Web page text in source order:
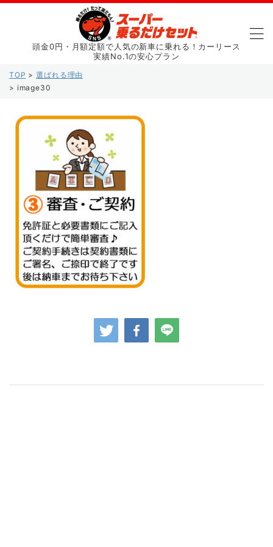
頭金0円・月額定額で人気の新車に乗れる！カーリース
実績No.1の安心プラン
TOP >選ばれる理由
> image30